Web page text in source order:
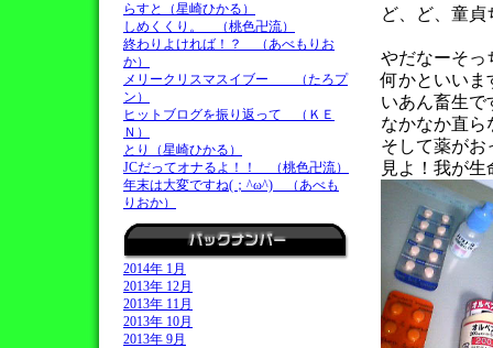
らすと（星崎ひかる）
しめくくり。 （桃色卍流）
終わりよければ！？ （あべもりお
か）
メリークリスマスイブー （たろプ
ン）
ヒットブログを振り返って （ＫＥ
Ｎ）
とり（星崎ひかる）
JCだってオナるよ！！ （桃色卍流）
年末は大変ですね(；^ω^) （あべも
りおか）
2014年 1月
2013年 12月
2013年 11月
2013年 10月
2013年 9月
ど、ど、童
やだなーそっ
何かといいま
いあん畜生で
なかなか直ら
そして薬がお
見よ！我が